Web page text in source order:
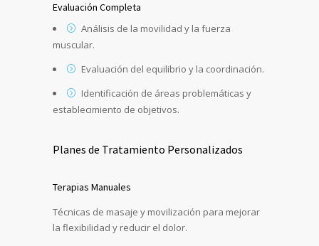
Evaluación Completa
Análisis de la movilidad y la fuerza
muscular.
Evaluación del equilibrio y la coordinación.
Identificación de áreas problemáticas y
establecimiento de objetivos.
Planes de Tratamiento Personalizados
Terapias Manuales
Técnicas de masaje y movilización para mejorar
la flexibilidad y reducir el dolor.